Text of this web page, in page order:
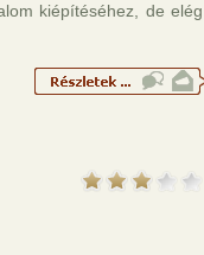
kiépítéséhez, de elég